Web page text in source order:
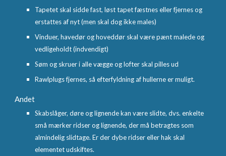
Tapetet skal sidde fast, løst tapet fæstnes eller fjernes og
erstattes af nyt (men skal dog ikke males)
Vinduer, havedør og hoveddør skal være pænt malede og
vedligeholdt (indvendigt)
Søm og skruer i alle vægge og lofter skal pilles ud
Rawlplugs fjernes, så efterfyldning af hullerne er muligt.
Andet
Skabslåger, døre og lignende kan være slidte, dvs. enkelte
små mærker ridser og lignende, der må betragtes som
almindelig slidtage. Er der dybe ridser eller hak skal
elementet udskiftes.